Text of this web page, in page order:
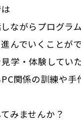
ながらプログラ
んでいくことがで
学・体験してい
関係の訓練や
みませんか？